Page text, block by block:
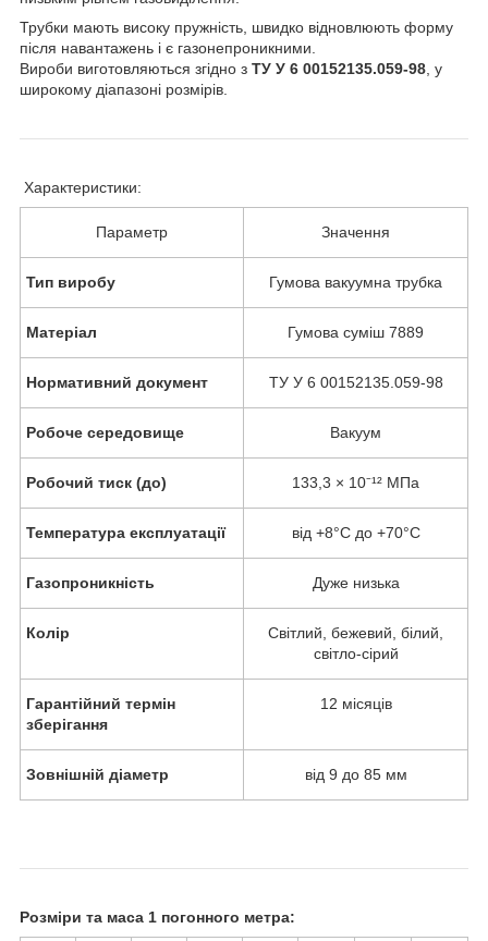
Трубки мають високу пружність, швидко відновлюють форму
після навантажень і є газонепроникними.
Вироби виготовляються згідно з ТУ У 6 00152135.059-98 , у
широкому діапазоні розмірів.
Характеристики:
Параметр Значення
Тип виробу Гумова вакуумна трубка
Матеріал Гумова суміш 7889
Нормативний документ ТУ У 6 00152135.059-98
Робоче середовище Вакуум
Робочий тиск (до) 133,3 × 10⁻¹² МПа
Температура експлуатації від +8°C до +70°C
Газопроникність Дуже низька
Колір
Світлий, бежевий, білий,
світло-сірий
Гарантійний термін
зберігання
12 місяців
Зовнішній діаметр від 9 до 85 мм
Розміри та маса 1 погонного метра: